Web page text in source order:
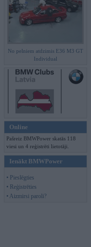
No pelniem atdzimis E36 M3 GT
Individual
Online
Pašreiz BMWPower skatās 118
viesi un 4 reģistrēti lietotāji.
Ienākt BMWPower
• Pieslēgties
• Reģistrēties
• Aizmirsi paroli?